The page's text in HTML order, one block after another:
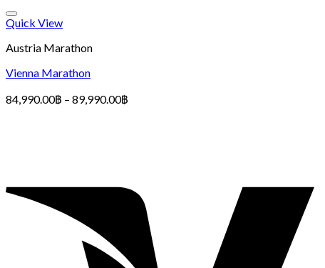
Quick View
Austria Marathon
Vienna Marathon
84,990.00฿ – 89,990.00฿